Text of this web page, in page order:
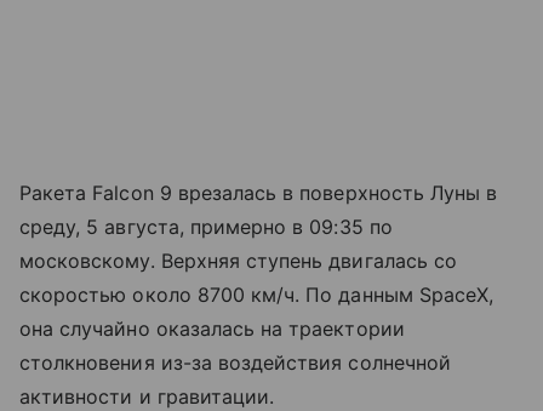
Ракета Falcon 9 врезалась в поверхность Луны в
среду, 5 августа, примерно в 09:35 по
московскому. Верхняя ступень двигалась со
скоростью около 8700 км/ч. По данным SpaceX,
она случайно оказалась на траектории
столкновения из-за воздействия солнечной
активности и гравитации.